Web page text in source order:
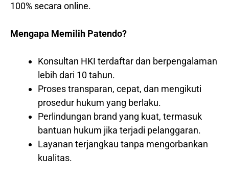
100% secara online.
Mengapa Memilih Patendo?
Konsultan HKI terdaftar dan berpengalaman
lebih dari 10 tahun.
Proses transparan, cepat, dan mengikuti
prosedur hukum yang berlaku.
Perlindungan brand yang kuat, termasuk
bantuan hukum jika terjadi pelanggaran.
Layanan terjangkau tanpa mengorbankan
kualitas.